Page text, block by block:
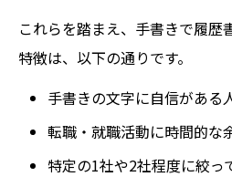
これらを踏まえ、手書きで履歴
特徴は、以下の通りです。
手書きの文字に自信がある
転職・就職活動に時間的な
特定の1社や2社程度に絞っ